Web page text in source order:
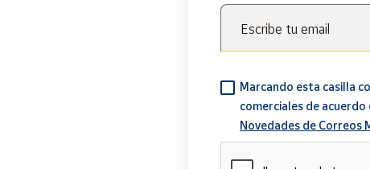
Escribe tu email
Marcando esta casilla
comerciales de acuerdo
Novedades de Correos